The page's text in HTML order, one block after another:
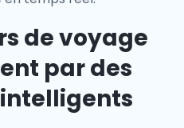
de voyage
par des